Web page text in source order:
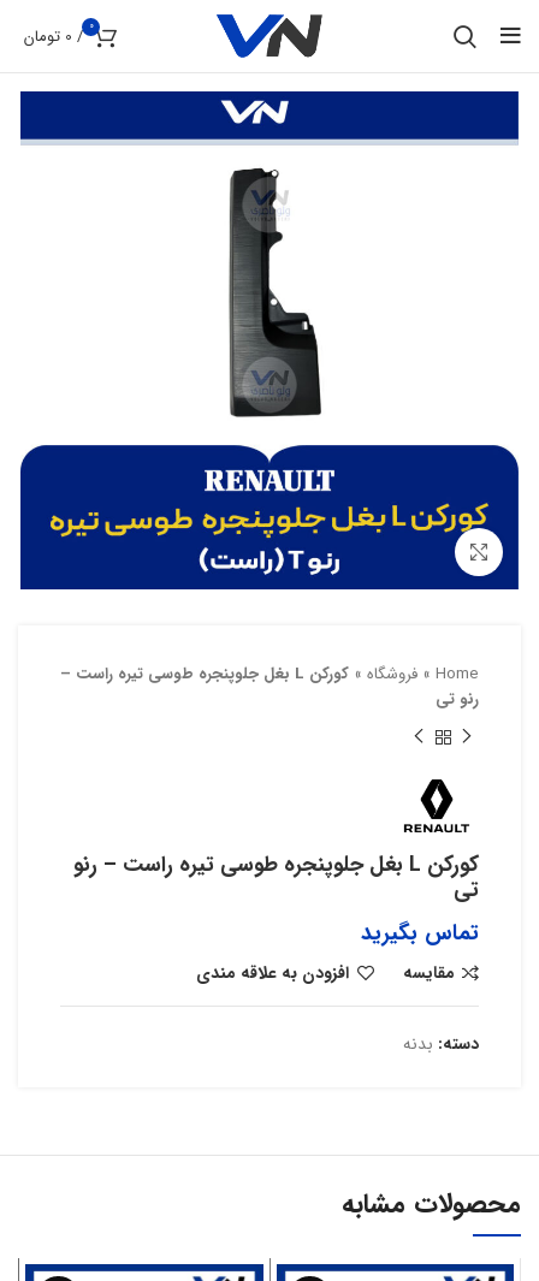
0
/
0 تومان
Home
» فروشگاه »
کورکن L بغل جلوپنجره طوسی تیره راست –
رنو تی
کورکن L بغل جلوپنجره طوسی تیره راست – رنو
تی
تماس بگیرید
مقایسه افزودن به علاقه مندی
دسته: بدنه
محصولات مشابه